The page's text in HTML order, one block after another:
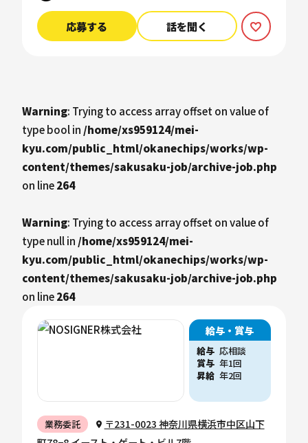
応募する 話を聞く
Warning: Trying to access array offset on value of
type bool in /home/xs959124/mei-
kyu.com/public_html/okanechips/works/wp-
content/themes/sakusaku-job/archive-job.php
on line264
Warning: Trying to access array offset on value of
type null in /home/xs959124/mei-
kyu.com/public_html/okanechips/works/wp-
content/themes/sakusaku-job/archive-job.php
on line264
給与・賞与
給与 応相談
賞与 年1回
昇給 年2回
業務委託
〒231-0023 神奈川県横浜市中区山下